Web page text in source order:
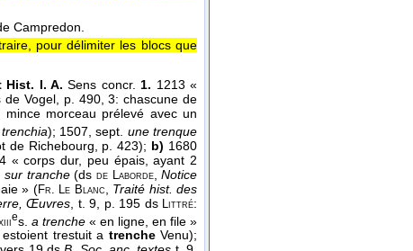
Campredon.
pour délimiter les blocs que
Hist. I. A. Sens concr. 1. 1213 «
Vogel, p. 490, 3: chascune de
mince morceau prélevé avec un
); 1507, sept. une trenque
de Richebourg, p. 423); b) 1680
« corps dur, peu épais, ayant 2
sur tranche(ds de Laborde,Notice
» (Fr. Le Blanc
Traité hist. des
Œuvres , t. 9, p. 195 ds Littré:
es. a trenche « en ligne, en file »
trestuit a trencheVenu);